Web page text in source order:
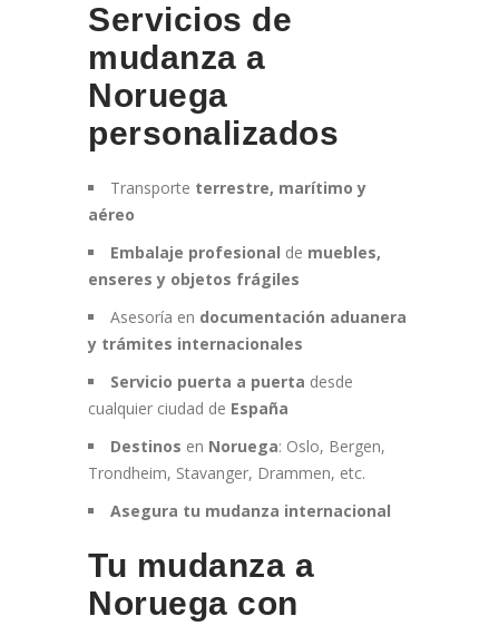
Servicios de
mudanza a
Noruega
personalizados
Transporte terrestre, marítimo y
aéreo
Embalaje profesional de muebles,
enseres y objetos frágiles
Asesoría en documentación aduanera
y trámites internacionales
Servicio puerta a puerta desde
cualquier ciudad de España
Destinos en Noruega: Oslo, Bergen,
Trondheim, Stavanger, Drammen, etc.
Asegura tu mudanza internacional
Tu mudanza a
Noruega con